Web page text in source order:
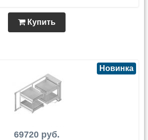
Купить
69720 руб.
Новинка